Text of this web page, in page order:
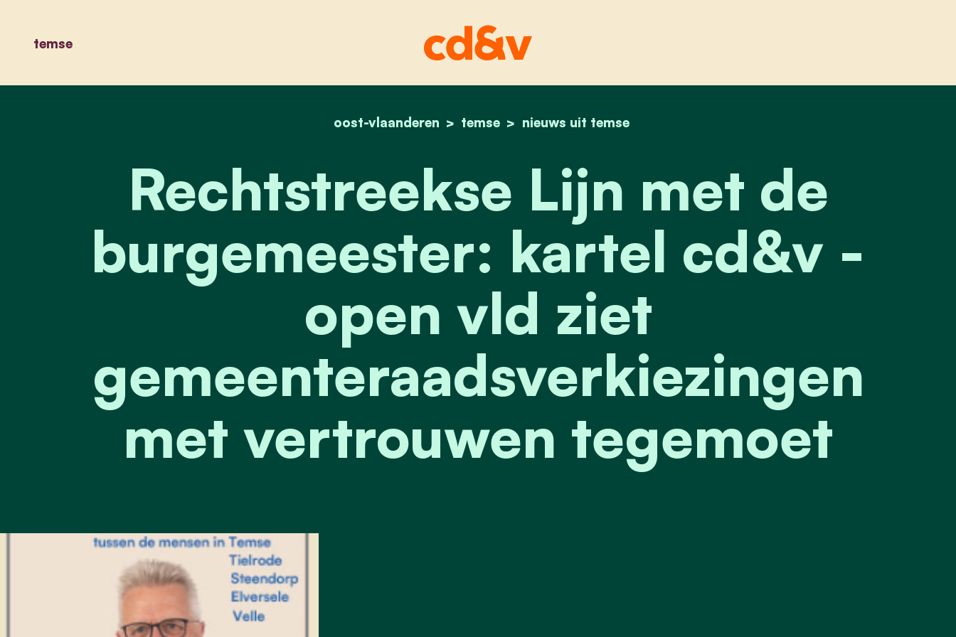
temse
home
oost-vlaanderen temse nieuws uit temse
rechtstreekse lijn met de burgemeester: kartel cd&v - open vld ziet
Rechtstreekse Lijn met de
burgemeester: kartel cd&v -
open vld ziet
gemeenteraadsverkiezingen
met vertrouwen tegemoet